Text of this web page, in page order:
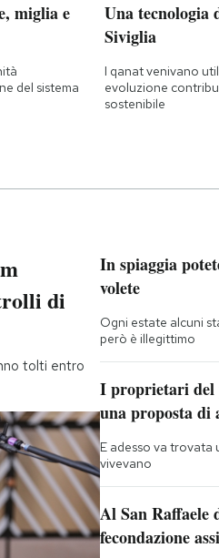
miglia e
del sistema
Una tecnologia
Siviglia
I qanat venivano
evoluzione
sostenibile
di
tolti entro
In spiaggia
volete
Ogni estate alcuni
però è illegittimo
I proprietari del
una proposta di
E adesso va trovata
vivevano
Al San Raffaele
fecondazione